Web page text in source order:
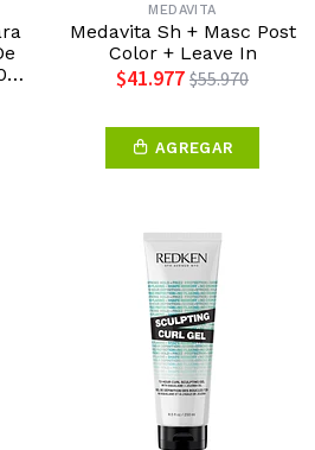
MEDAVITA
Medavita Sh + Masc Post
Color + Leave In
$41.977 $55.970
AGREGAR